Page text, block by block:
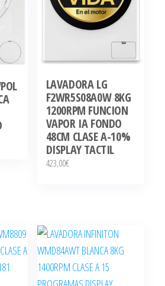
LAVADORA LG
F2WR5S08A0W 8KG
1200RPM FUNCION
VAPOR IA FONDO
48CM CLASE A-10%
DISPLAY TACTIL
423,00€